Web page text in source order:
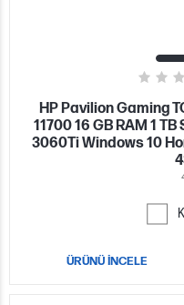
HP Pavilion Gaming
11700 16 GB RAM 1
3060Ti Windows 10
ÜRÜNÜ İNCELE